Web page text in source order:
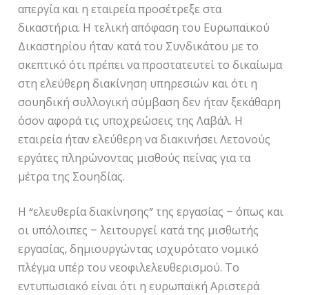
απεργία και η εταιρεία προσέτρεξε στα
δικαστήρια. Η τελική απόφαση του Ευρωπαϊκού
Δικαστηρίου ήταν κατά του Συνδικάτου με το
σκεπτικό ότι πρέπει να προστατευτεί το δικαίωμα
στη ελεύθερη διακίνηση υπηρεσιών και ότι η
σουηδική συλλογική σύμβαση δεν ήταν ξεκάθαρη
όσον αφορά τις υποχρεώσεις της Λαβάλ. Η
εταιρεία ήταν ελεύθερη να διακινήσει Λετονούς
εργάτες πληρώνοντας μισθούς πείνας για τα
μέτρα της Σουηδίας.
Η “ελευθερία διακίνησης” της εργασίας – όπως και
οι υπόλοιπες – λειτουργεί κατά της μισθωτής
εργασίας, δημιουργώντας ισχυρότατο νομικό
πλέγμα υπέρ του νεοφιλελευθερισμού. Το
εντυπωσιακό είναι ότι η ευρωπαϊκή Αριστερά